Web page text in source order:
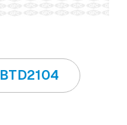
BTD2104